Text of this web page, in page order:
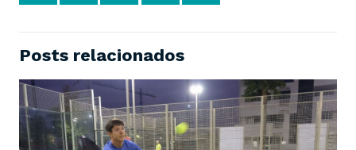
Posts relacionados